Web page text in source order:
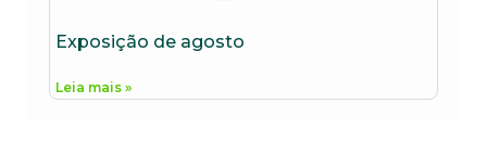
Exposição de agosto
Leia mais »